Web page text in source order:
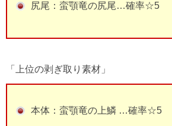
尻尾：蛮顎竜の尻尾…確率☆5
「上位の剥ぎ取り素材」
本体：蛮顎竜の上鱗 …確率☆5